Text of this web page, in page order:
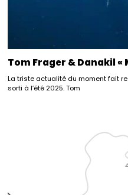
Tom Frager & Danakil «
La triste actualité du moment fait
sorti à l’été 2025. Tom